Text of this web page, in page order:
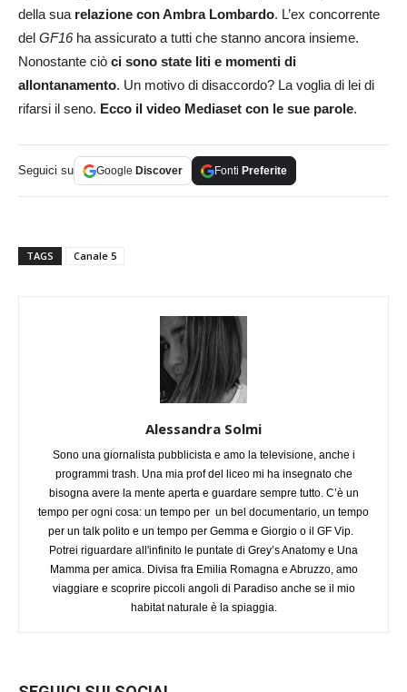
della sua relazione con Ambra Lombardo. L’ex concorrente
del GF16ha assicurato a tutti che stanno ancora insieme.
Nonostante ciò ci sono state liti e momenti di
allontanamento. Un motivo di disaccordo? La voglia di lei di
rifarsi il seno. Ecco il video Mediaset con le sue parole.
Seguici su Google Discover Fonti Preferite
TAGS Canale 5
Alessandra Solmi
Sono una giornalista pubblicista e amo la televisione, anche i
programmi trash. Una mia prof del liceo mi ha insegnato che
bisogna avere la mente aperta e guardare sempre tutto. C’è un
tempo per ogni cosa: un tempo per un bel documentario, un tempo
per un talk polito e un tempo per Gemma e Giorgio o il GF Vip.
Potrei riguardare all'infinito le puntate di Grey’s Anatomy e Una
Mamma per amica. Divisa fra Emilia Romagna e Abruzzo, amo
viaggiare e scoprire piccoli angoli di Paradiso anche se il mio
habitat naturale è la spiaggia.